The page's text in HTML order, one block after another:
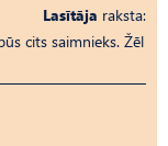
Lasītāja raksta:
cits saimnieks. Žēl